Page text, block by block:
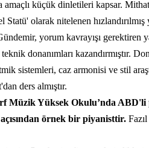
amaçlı küçük dinletileri kapsar.
olarak nitelenen
yorum kavrayışı gerektiren
donanımları kazandırmıştır.
sistemleri, caz armonisi ve stil
ders almıştır.
Müzik Yüksek Okulu’nda
örnek bir piyanisttir.